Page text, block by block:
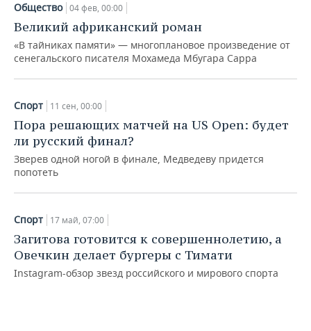
ЭНЕРГЕТИКА
ТЕЛЕКОММУНИКАЦИИ
ВЫЕЗДНАЯ РЕДАКЦИЯ
БИЗНЕС-БРАНЧИ
ONLINE-КОНФЕРЕНЦИИ
ОТКРЫТАЯ ЛЕКЦИЯ
НОВОСТИ СПОРТА
ФУТБОЛ
ХОККЕЙ
БАСКЕТБОЛ
ВОЛЕЙБОЛ
КИБЕРСПОРТ
ФИГУРНОЕ КАТАНИЕ
ВОДНЫЕ ВИДЫ СПОРТА
ХОККЕЙ С МЯЧОМ
ОБЩЕСТВО
НОВОСТИ ОБЩЕСТВА
ВЛАСТЬ
ИНФРАСТРУКТУРА
ИСТОРИЯ
КУЛЬТУРА
МЕДИЦИНА
ОБРАЗОВАНИЕ
ПРОИСШЕСТВИЯ
ФОТОГАЛЕРЕЯ
СЮЖЕТЫ
СПРАВОЧНИК
СПИСОК ПЕРСОН
СПИСОК КОМПАНИЙ
ПОЛНАЯ ВЕРСИЯ
Общество 04 фев, 00:00
Великий африканский роман
«В тайниках памяти» — многоплановое произведение от
сенегальского писателя Мохамеда Мбугара Сарра
Спорт 11 сен, 00:00
Пора решающих матчей на US Open: будет
ли русский финал?
Зверев одной ногой в финале, Медведеву придется
попотеть
Спорт 17 май, 07:00
Загитова готовится к совершеннолетию, а
Овечкин делает бургеры с Тимати
Instagram-обзор звезд российского и мирового спорта